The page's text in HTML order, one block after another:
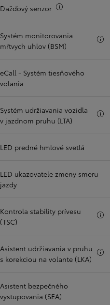
Dažďový senzor
Systém monitorovania
mŕtvych uhlov (BSM)
eCall - Systém tiesňového
volania
Systém udržiavania vozidla
v jazdnom pruhu (LTA)
LED predné hmlové svetlá
LED ukazovatele zmeny smeru
jazdy
Kontrola stability prívesu
(TSC)
Asistent udržiavania v pruhu
s korekciou na volante (LKA)
Asistent bezpečného
vystupovania (SEA)